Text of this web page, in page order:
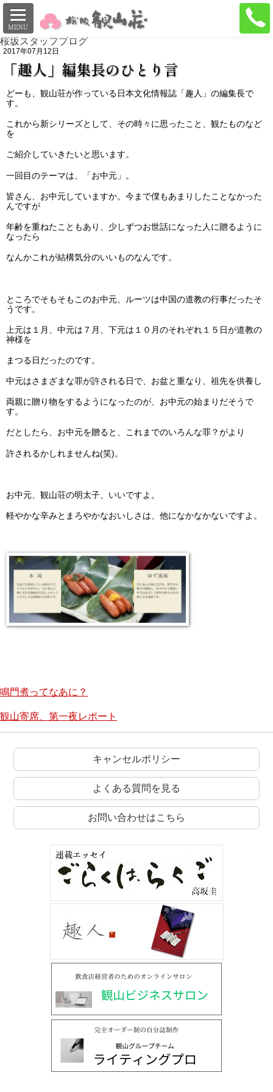
桜坂スタッフブログ
2017年07月12日
「趣人」編集長のひとり言
どーも、観山荘が作っている日本文化情報誌「趣人」の編集長で
す。
これから新シリーズとして、その時々に思ったこと、観たものなど
を
ご紹介していきたいと思います。
一回目のテーマは、「お中元」。
皆さん、お中元していますか。今まで僕もあまりしたことなかった
んですが
年齢を重ねたこともあり、少しずつお世話になった人に贈るように
なったら
なんかこれが結構気分のいいものなんです。
ところでそもそもこのお中元、ルーツは中国の道教の行事だったそ
うです。
上元は１月、中元は７月、下元は１０月のそれぞれ１５日が道教の
神様を
まつる日だったのです。
中元はさまざまな罪が許される日で、お盆と重なり、祖先を供養し
両親に贈り物をするようになったのが、お中元の始まりだそうで
す。
だとしたら、お中元を贈ると、これまでのいろんな罪？がより
許されるかしれませんね(笑)。
お中元、観山荘の明太子、いいですよ。
軽やかな辛みとまろやかなおいしさは、他になかなかないですよ。
鳴門煮ってなあに？
観山寄席、第一夜レポート
キャンセルポリシー
よくある質問を見る
お問い合わせはこちら